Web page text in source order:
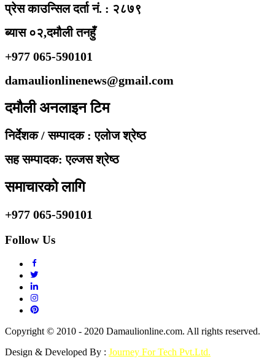
प्रेस काउन्सिल दर्ता नं. : २८७९
ब्यास ०२,दमौली तनहुँ
+977 065-590101
damaulionlinenews@gmail.com
दमौली अनलाइन टिम
निर्देशक / सम्पादक : एलोज श्रेष्ठ
सह सम्पादक: एल्जस श्रेष्ठ
समाचारको लागि
+977 065-590101
Follow Us
Copyright © 2010 - 2020 Damaulionline.com. All rights reserved.
Design & Developed By : Journey For Tech Pvt.Ltd.